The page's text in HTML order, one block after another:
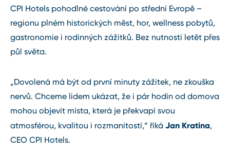
CPI Hotels pohodlné cestování po střední Evropě –
regionu plném historických měst, hor, wellness pobytů,
gastronomie i rodinných zážitků. Bez nutnosti letět přes
půl světa.
„Dovolená má být od první minuty zážitek, ne zkouška
nervů. Chceme lidem ukázat, že i pár hodin od domova
mohou objevit místa, která je překvapí svou
atmosférou, kvalitou i rozmanitostí,“ říká Jan Kratina,
CEO CPI Hotels.